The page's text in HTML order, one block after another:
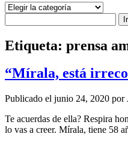
Categorías
Etiqueta: prensa
“Mírala, está
Publicado el junio 24, 2020 por
Te acuerdas de ella? Respira
lo vas a creer. Mírala, tiene 58